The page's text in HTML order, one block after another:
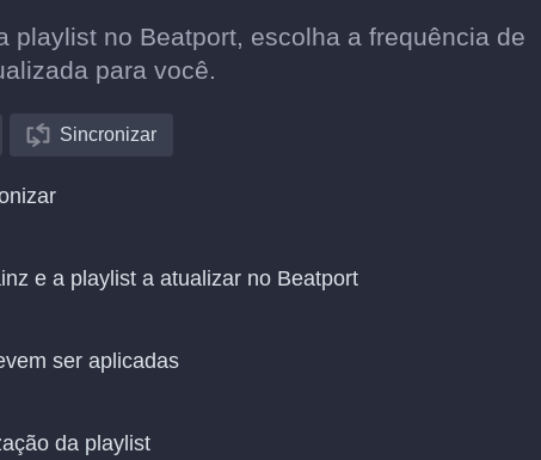
no Beatport, escolha a frequência de
para você.
Sincronizar
e a playlist a atualizar no Beatport
ser aplicadas
da playlist